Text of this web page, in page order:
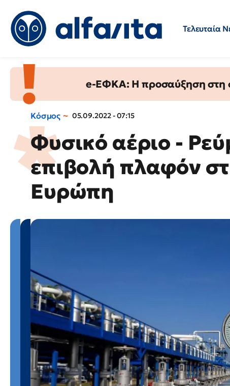
Τελευταία
e-ΕΦΚΑ: Η προσαύξηση στη
Κόσμος 05.09.2022 - 07:15
Φυσικό αέριο -
επιβολή πλαφόν
Ευρώπη